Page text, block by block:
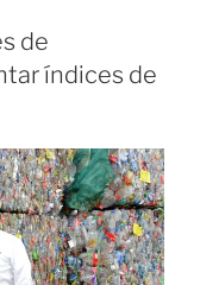
de
índices de